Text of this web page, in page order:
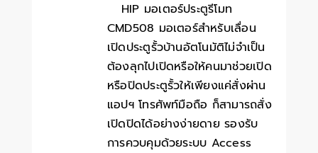
HIP มอเตอร์ประตูรีโมท
CMD508 มอเตอร์สำหรับเลื่อน
เปิดประตูรั้วบ้านอัตโนมัติไม่จำเป็น
ต้องลุกไปเปิดหรือให้คนมาช่วยเปิด
หรือปิดประตูรั้วให้เพียงแค่สั่งผ่าน
แอปฯ โทรศัพท์มือถือ ก็สามารถสั่ง
เปิดปิดได้อย่างง่ายดาย รองรับ
การควบคุมด้วยระบบ Access